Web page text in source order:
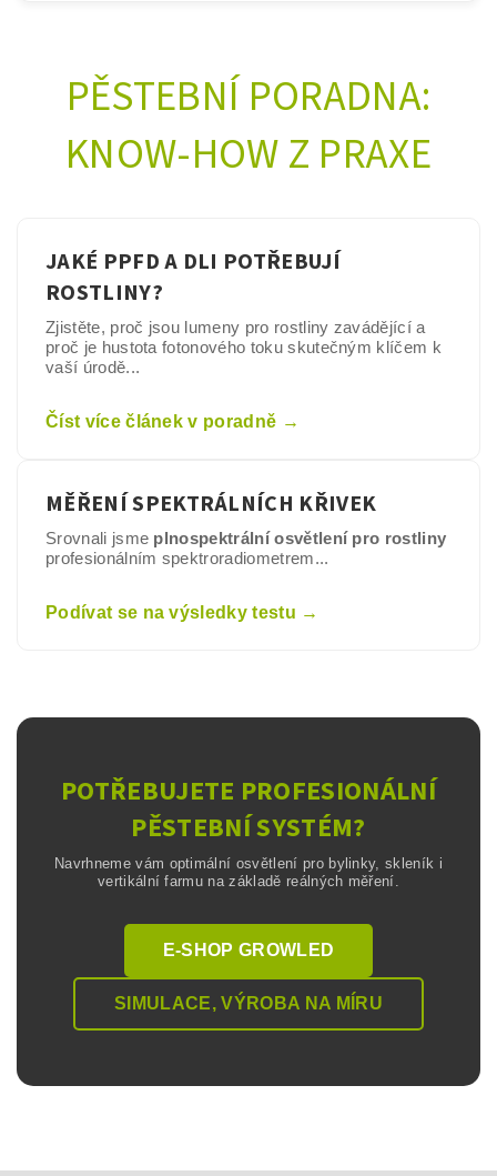
PĚSTEBNÍ PORADNA:
KNOW-HOW Z PRAXE
JAKÉ PPFD A DLI POTŘEBUJÍ
ROSTLINY?
Zjistěte, proč jsou lumeny pro rostliny zavádějící a
proč je hustota fotonového toku skutečným klíčem k
vaší úrodě...
Číst více článek v poradně →
MĚŘENÍ SPEKTRÁLNÍCH KŘIVEK
Srovnali jsme plnospektrální osvětlení pro rostliny
profesionálním spektroradiometrem...
Podívat se na výsledky testu →
POTŘEBUJETE PROFESIONÁLNÍ
PĚSTEBNÍ SYSTÉM?
Navrhneme vám optimální osvětlení pro bylinky, skleník i
vertikální farmu na základě reálných měření.
E-SHOP GROWLED
SIMULACE, VÝROBA NA MÍRU